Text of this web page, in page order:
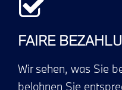
FAIRE
Wir sehen, was Sie
belohnen Sie